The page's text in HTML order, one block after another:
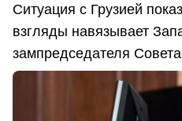
Ситуация с Грузией
взгляды навязывает
зампредседателя